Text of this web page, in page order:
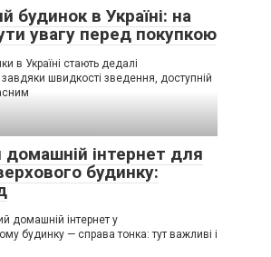
будинок в Україні: на
увагу перед покупкою
в Україні стають дедалі
швидкості зведення, доступній
домашній інтернет для
будинку:
домашній інтернет у
будинку — справа тонка: тут важливі і